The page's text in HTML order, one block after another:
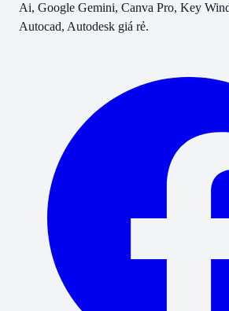
Ai, Google Gemini, Canva Pro, Key
Autocad, Autodesk giá rẻ.